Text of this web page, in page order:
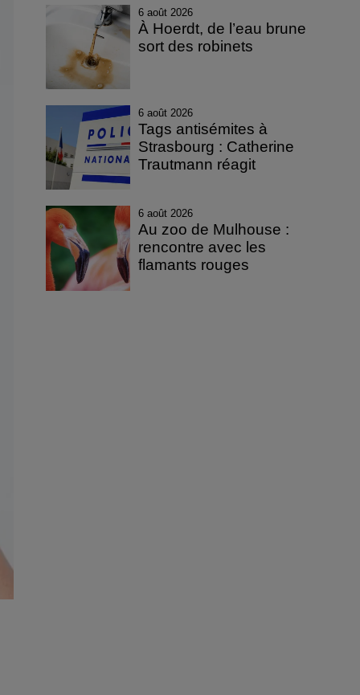
6 août 2026
À Hoerdt, de l’eau brune
sort des robinets
6 août 2026
Tags antisémites à
Strasbourg : Catherine
Trautmann réagit
6 août 2026
Au zoo de Mulhouse :
rencontre avec les
flamants rouges